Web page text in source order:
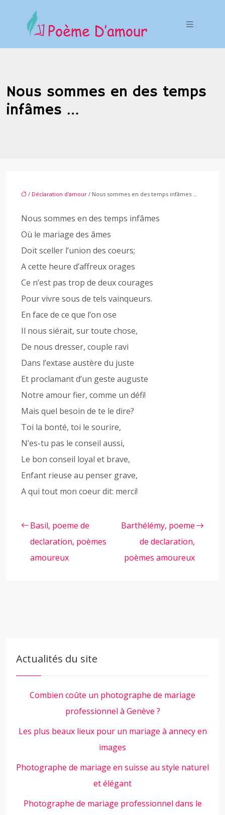
Nous sommes en des temps
infâmes …
/ Déclaration d'amour / Nous sommes en des temps infâmes …
Nous sommes en des temps infâmes
Où le mariage des âmes
Doit sceller l’union des coeurs;
A cette heure d’affreux orages
Ce n’est pas trop de deux courages
Pour vivre sous de tels vainqueurs.
En face de ce que l’on ose
Il nous siérait, sur toute chose,
De nous dresser, couple ravi
Dans l’extase austère du juste
Et proclamant d’un geste auguste
Notre amour fier, comme un défi!
Mais quel besoin de te le dire?
Toi la bonté, toi le sourire,
N’es-tu pas le conseil aussi,
Le bon conseil loyal et brave,
Enfant rieuse au penser grave,
A qui tout mon coeur dit: merci!
Basil, poeme de
declaration, poèmes
amoureux
Barthélémy, poeme
de declaration,
poèmes amoureux
Actualités du site
Combien coûte un photographe de mariage
professionnel à Genève ?
Les plus beaux lieux pour un mariage à annecy en
images
Photographe de mariage en suisse au style naturel
et élégant
Photographe de mariage professionnel dans le